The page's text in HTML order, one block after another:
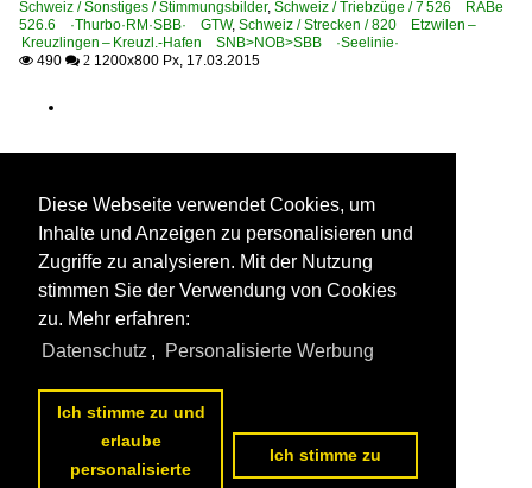
Schweiz / Sonstiges / Stimmungsbilder, Schweiz / Triebzüge / 7 526 RABe
526.6 ·Thurbo·RM·SBB· GTW, Schweiz / Strecken / 820 Etzwilen –
Kreuzlingen – Kreuzl.-Hafen SNB>NOB>SBB ·Seelinie·
 490  2 1200x800 Px, 17.03.2015
Diese Webseite verwendet Cookies, um
Inhalte und Anzeigen zu personalisieren und
Zugriffe zu analysieren. Mit der Nutzung
stimmen Sie der Verwendung von Cookies
zu. Mehr erfahren:
Datenschutz , Personalisierte Werbung
Ich stimme zu und
erlaube
personalisierte
Ich stimme zu